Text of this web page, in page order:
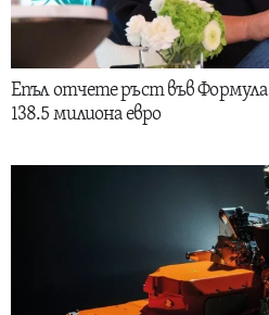
Епъл отчете ръст във Формула
138.5 милиона евро